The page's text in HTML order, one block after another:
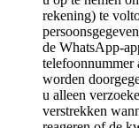
rekening) te
de WhatsApp-
telefoonnummer
worden
u alleen
verstrekken